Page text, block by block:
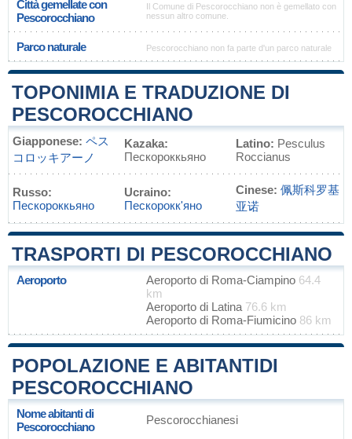
Città gemellate con
Pescorocchiano
Il Comune di Pescorocchiano non è gemellato con
nessun altro comune.
Parco naturale Pescorocchiano non fa parte d'un parco naturale
TOPONIMIA E TRADUZIONE DI
PESCOROCCHIANO
Giapponese: ペス
コロッキアーノ
Kazaka:
Пескороккьяно
Latino: Pesculus
Roccianus
Russo:
Пескороккьяно
Ucraino:
Пескорокк'яно
Cinese: 佩斯科罗基
亚诺
TRASPORTI DI PESCOROCCHIANO
Aeroporto Aeroporto di Roma-Ciampino 64.4
km
Aeroporto di Latina 76.6 km
Aeroporto di Roma-Fiumicino 86 km
POPOLAZIONE E ABITANTIDI
PESCOROCCHIANO
Nome abitanti di
Pescorocchiano
Pescorocchianesi